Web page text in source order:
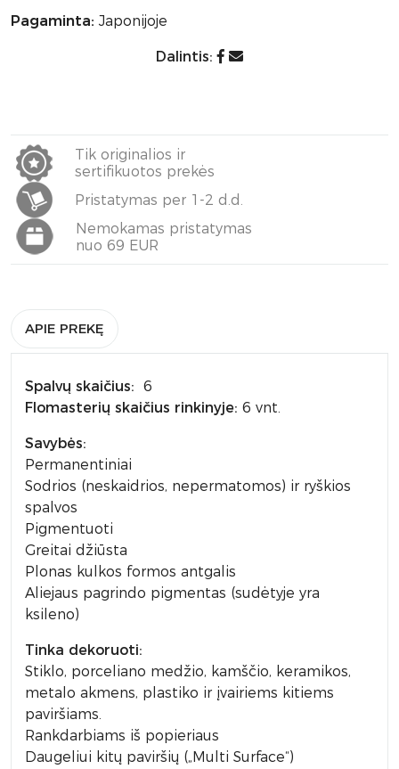
Pagaminta: Japonijoje
Dalintis:
Tik originalios ir
sertifikuotos prekės
Pristatymas per 1-2 d.d.
Nemokamas pristatymas
nuo 69 EUR
APIE PREKĘ
Spalvų skaičius: 6
Flomasterių skaičius rinkinyje: 6 vnt.
Savybės:
Permanentiniai
Sodrios (neskaidrios, nepermatomos) ir ryškios
spalvos
Pigmentuoti
Greitai džiūsta
Plonas kulkos formos antgalis
Aliejaus pagrindo pigmentas (sudėtyje yra
ksileno)
Tinka dekoruoti:
Stiklo, porceliano medžio, kamščio, keramikos,
metalo akmens, plastiko ir įvairiems kitiems
paviršiams.
Rankdarbiams iš popieriaus
Daugeliui kitų paviršių („Multi Surface“)